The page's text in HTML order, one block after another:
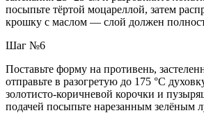
посыпьте тёртой моцареллой, затем
крошку с маслом — слой должен
Шаг №6
Поставьте форму на противень,
отправьте в разогретую до 175 °C
золотисто-коричневой корочки и
подачей посыпьте нарезанным зелёным